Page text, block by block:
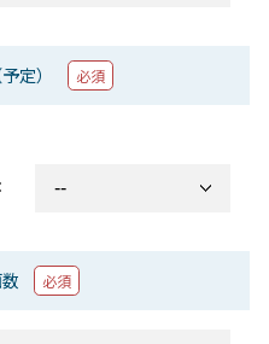
定） 必須
：
必須